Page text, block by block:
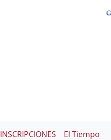
INSCRIPCIONES
El Tiempo